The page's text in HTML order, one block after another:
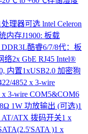
理器可选 lntel Celeron
内存J1900: 板载
酷睿6/7/8代：板
2x GbE RJ45 Intel®
内置1xUSB2.0 加密狗
4852 x 3-wire
3-wire COM5&COM6
1W 功放输出 (可选)1
ATX 拨码开关1 x
)1 x